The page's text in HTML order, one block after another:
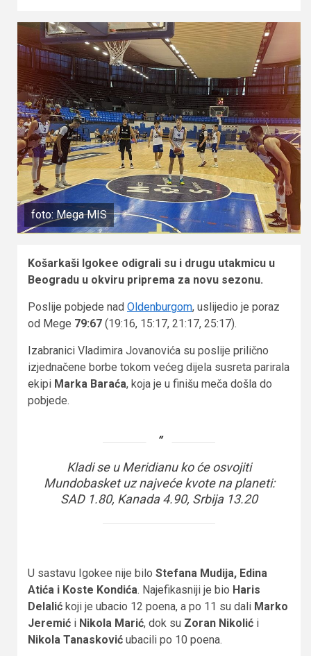
foto: Mega MIS
Košarkaši Igokee odigrali su i drugu utakmicu u
Beogradu u okviru priprema za novu sezonu.
Poslije pobjede nad Oldenburgom, uslijedio je poraz
od Mege 79:67 (19:16, 15:17, 21:17, 25:17).
Izabranici Vladimira Jovanovića su poslije prilično
izjednačene borbe tokom većeg dijela susreta parirala
ekipi Marka Baraća, koja je u finišu meča došla do
pobjede.
Kladi se u Meridianu ko će osvojiti
Mundobasket uz najveće kvote na planeti:
SAD 1.80, Kanada 4.90, Srbija 13.20
U sastavu Igokee nije bilo Stefana Mudija, Edina
Atića i Koste Kondića. Najefikasniji je bio Haris
Delalić koji je ubacio 12 poena, a po 11 su dali Marko
Jeremić i Nikola Marić, dok su Zoran Nikolić i
Nikola Tanasković ubacili po 10 poena.